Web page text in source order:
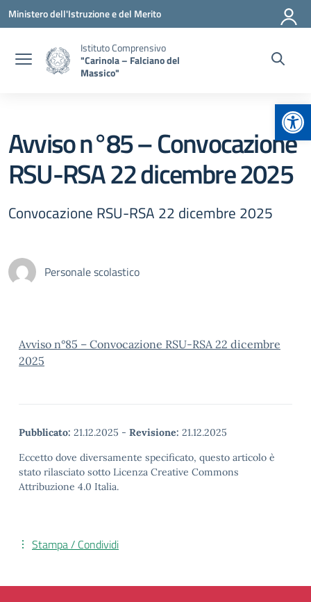
Vai ai contenuti
Vai al menu di navigazione
Vai al footer
Ministero dell'Istruzione e del Merito
Istituto Comprensivo
"Carinola – Falciano del
Massico"
Avviso n°85 – Convocazione
RSU-RSA 22 dicembre 2025
Convocazione RSU-RSA 22 dicembre 2025
Personale scolastico
Avviso n°85 – Convocazione RSU-RSA 22 dicembre
2025
Pubblicato: 21.12.2025 - Revisione: 21.12.2025
Eccetto dove diversamente specificato, questo articolo è
stato rilasciato sotto Licenza Creative Commons
Attribuzione 4.0 Italia.
Stampa / Condividi